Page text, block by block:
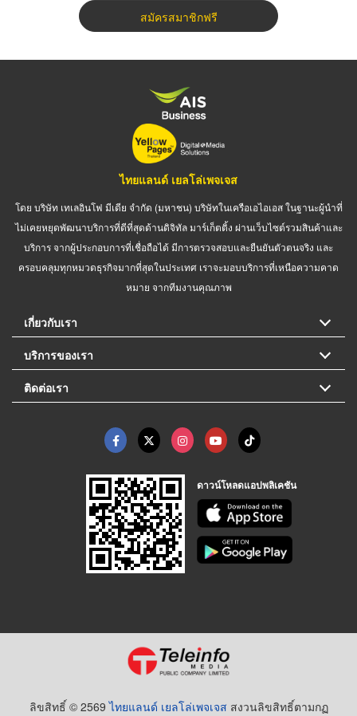
สมัครสมาชิกฟรี
ไทยแลนด์ เยลโล่เพจเจส
โดย บริษัท เทเลอินโฟ มีเดีย จำกัด (มหาชน) บริษัทในเครือเอไอเอส ในฐานะผู้นำที่
ไม่เคยหยุดพัฒนาบริการที่ดีที่สุดด้านดิจิทัล มาร์เก็ตติ้ง ผ่านเว็บไซต์รวมสินค้าและ
บริการ จากผู้ประกอบการที่เชื่อถือได้ มีการตรวจสอบและยืนยันตัวตนจริง และ
ครอบคลุมทุกหมวดธุรกิจมากที่สุดในประเทศ เราจะมอบบริการที่เหนือความคาด
หมาย จากทีมงานคุณภาพ
เกี่ยวกับเรา
บริการของเรา
ติดต่อเรา
ดาวน์โหลดแอปพลิเคชัน
ลิขสิทธิ์ © 2569ไทยแลนด์ เยลโล่เพจเจส สงวนลิขสิทธิ์ตามกฏ